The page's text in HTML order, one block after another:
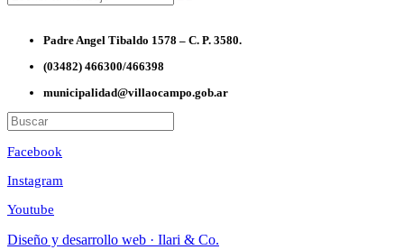
Padre Angel Tibaldo 1578 – C. P. 3580.
(03482) 466300/466398
municipalidad@villaocampo.gob.ar
Facebook
Instagram
Youtube
Diseño y desarrollo web · Ilari & Co.